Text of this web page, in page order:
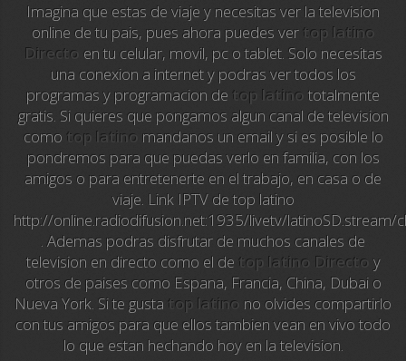
NFL Flow
Sky News
EuroSport
EuroSport 2
Viasat Sport
M20 Music
BBC World News
Telecinco
1 HD
Imagina que estas de viaje y necesitas ver la television
online de tu pais, pues ahora puedes ver top latino
Directo en tu celular, movil, pc o tablet. Solo necesitas
una conexion a internet y podras ver todos los
programas y programacion de top latinototalmente
gratis. Si quieres que pongamos algun canal de television
como top latino mandanos un email y si es posible lo
pondremos para que puedas verlo en familia, con los
amigos o para entretenerte en el trabajo, en casa o de
viaje. Link IPTV de top latino
http://online.radiodifusion.net:1935/livetv/
. Ademas podras disfrutar de muchos canales de
television en directo como el de top latino Directo y
otros de paises como Espana, Francia, China, Dubai o
Nueva York. Si te gusta top latino no olvides compartirlo
con tus amigos para que ellos tambien vean en vivo todo
lo que estan hechando hoy en la television.